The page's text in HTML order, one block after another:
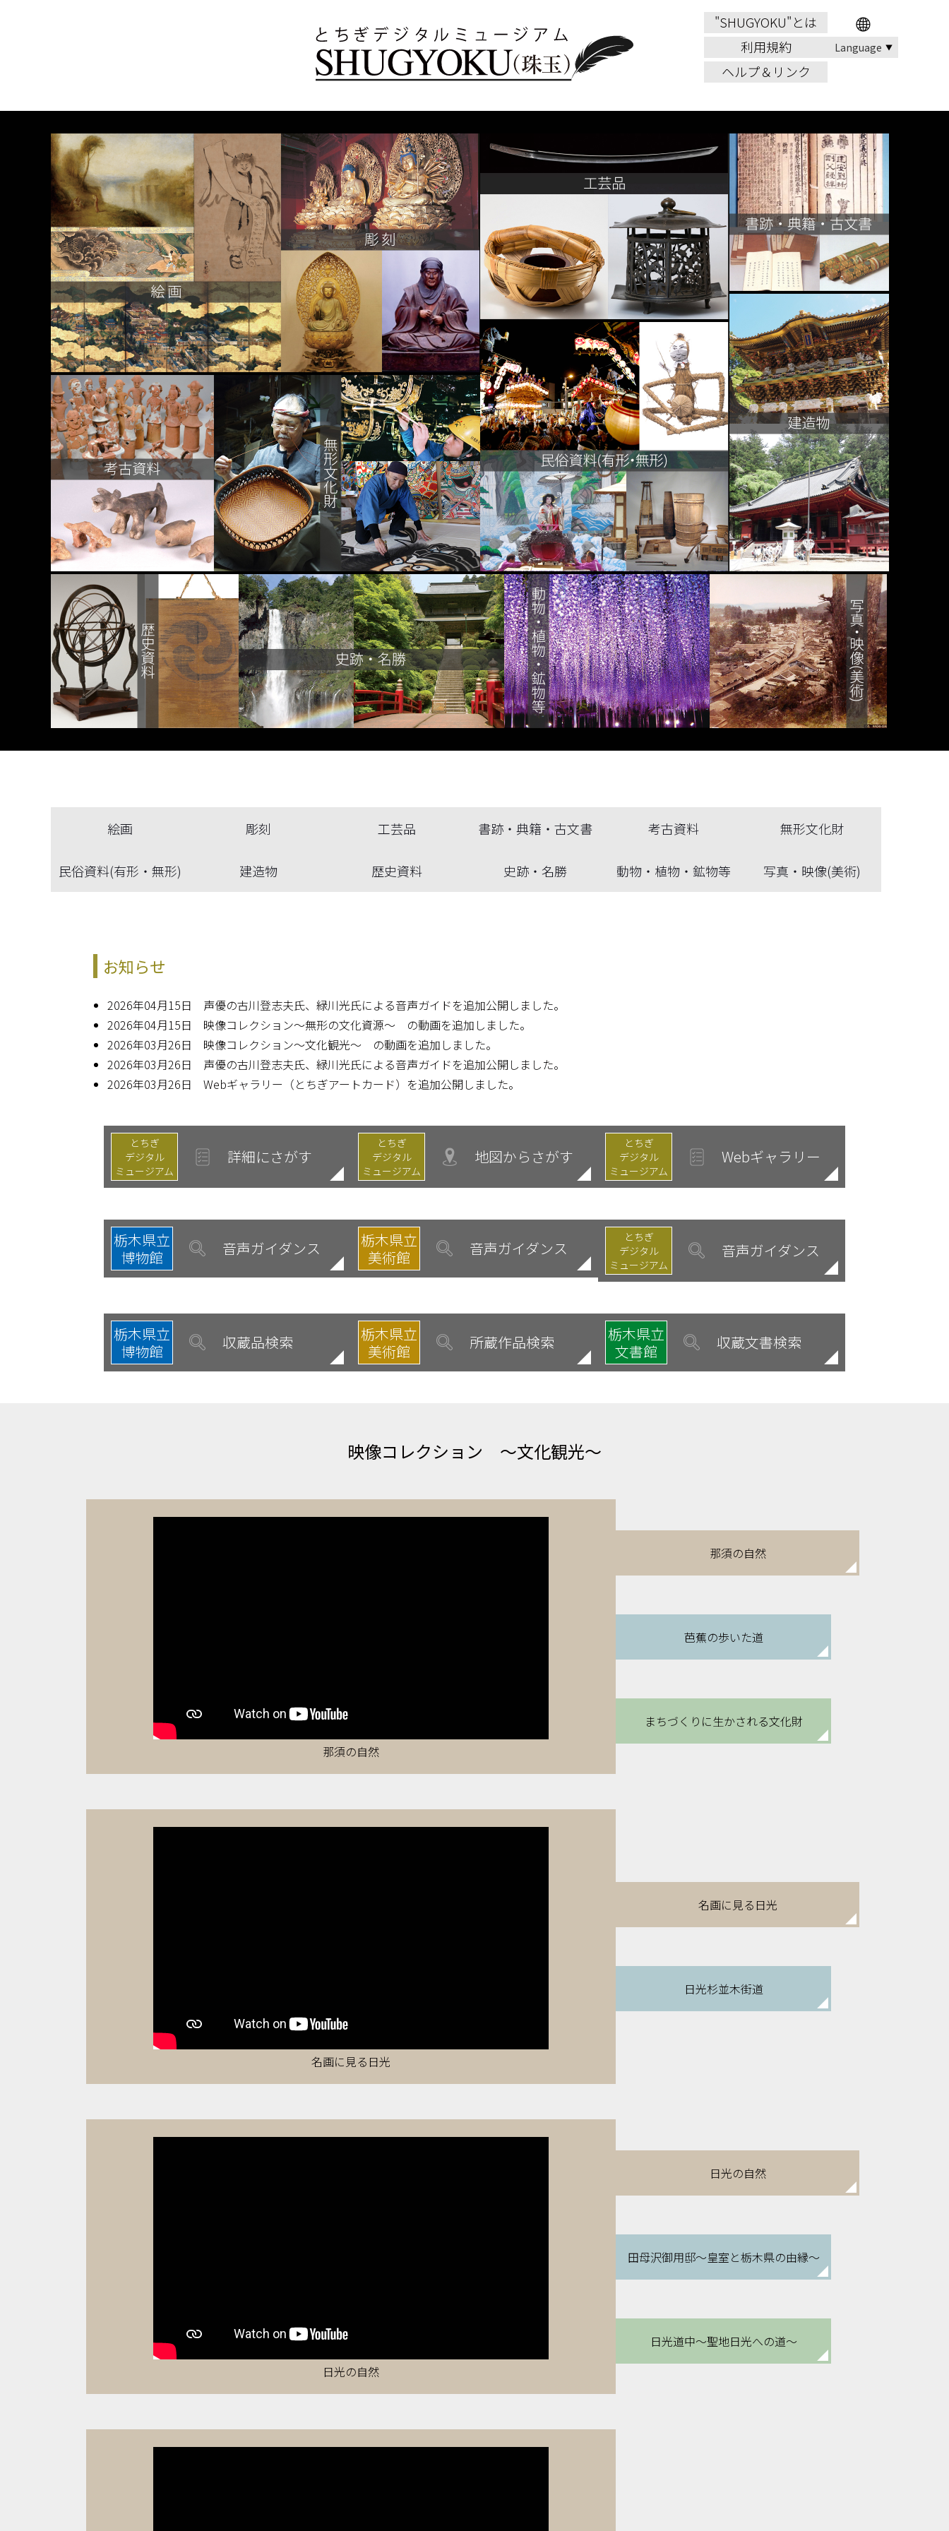
"SHUGYOKU"とは
利用規約
ヘルプ＆リンク
絵画 彫刻 工芸品 書跡・典籍・古文書 考古資料 無形文化財
民俗資料(有形・無形) 建造物 歴史資料 史跡・名勝 動物・植物・鉱物等 写真・映像(美術)
お知らせ
2026年04月15日 声優の古川登志夫氏、緑川光氏による音声ガイドを追加公開しました。
2026年04月15日 映像コレクション～無形の文化資源～ の動画を追加しました。
2026年03月26日 映像コレクション～文化観光～ の動画を追加しました。
2026年03月26日 声優の古川登志夫氏、緑川光氏による音声ガイドを追加公開しました。
2026年03月26日 Webギャラリー（とちぎアートカード）を追加公開しました。
とちぎ
デジタル
ミュージアム
詳細にさがす
とちぎ
デジタル
ミュージアム
地図からさがす
とちぎ
デジタル
ミュージアム
Webギャラリー
栃木県立
博物館
音声ガイダンス
栃木県立
美術館
音声ガイダンス
とちぎ
デジタル
ミュージアム
音声ガイダンス
栃木県立
博物館
収蔵品検索
栃木県立
美術館
所蔵作品検索
栃木県立
文書館
収蔵文書検索
映像コレクション ～文化観光～
那須の自然
芭蕉の歩いた道
まちづくりに生かされる文化財
那須の自然
名画に見る日光
日光杉並木街道
名画に見る日光
日光の自然
田母沢御用邸～皇室と栃木県の由縁～
日光道中～聖地日光への道～
日光の自然